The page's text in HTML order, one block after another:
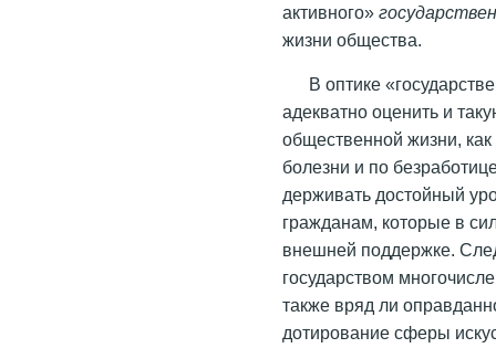
активного»
жизни общества.
В оптике
адекватно оценить и
общественной жизни,
болезни и по
держивать достойный
гражданам, которые в
внешней поддержке.
государством
также вряд ли
дотирование сферы